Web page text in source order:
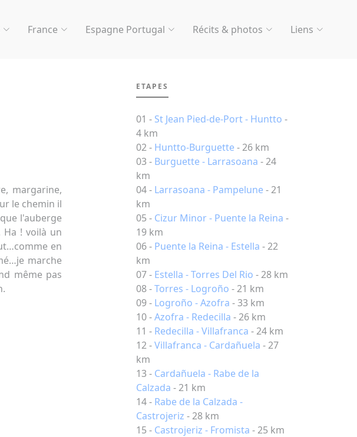
France Espagne Portugal Récits & photos Liens
margarine,
le chemin il
l'auberge
! voilà un
en
marche
même pas
ETAPES
01 - St Jean Pied-de-Port - Huntto -
4 km
02 - Huntto-Burguette- 26 km
03 - Burguette - Larrasoana - 24
km
04 - Larrasoana - Pampelune- 21
km
05 - Cizur Minor - Puente la Reina -
19 km
06 - Puente la Reina - Estella - 22
km
07 - Estella - Torres Del Rio - 28 km
08 -Torres - Logroño - 21 km
09 - Logroño - Azofra - 33 km
10 -Azofra - Redecilla - 26 km
11 - Redecilla - Villafranca - 24 km
12 -Villafranca - Cardañuela - 27
km
13 - Cardañuela - Rabe de la
Calzada - 21 km
14 - Rabe de la Calzada -
Castrojeriz - 28 km
15 - Castrojeriz - Fromista - 25 km